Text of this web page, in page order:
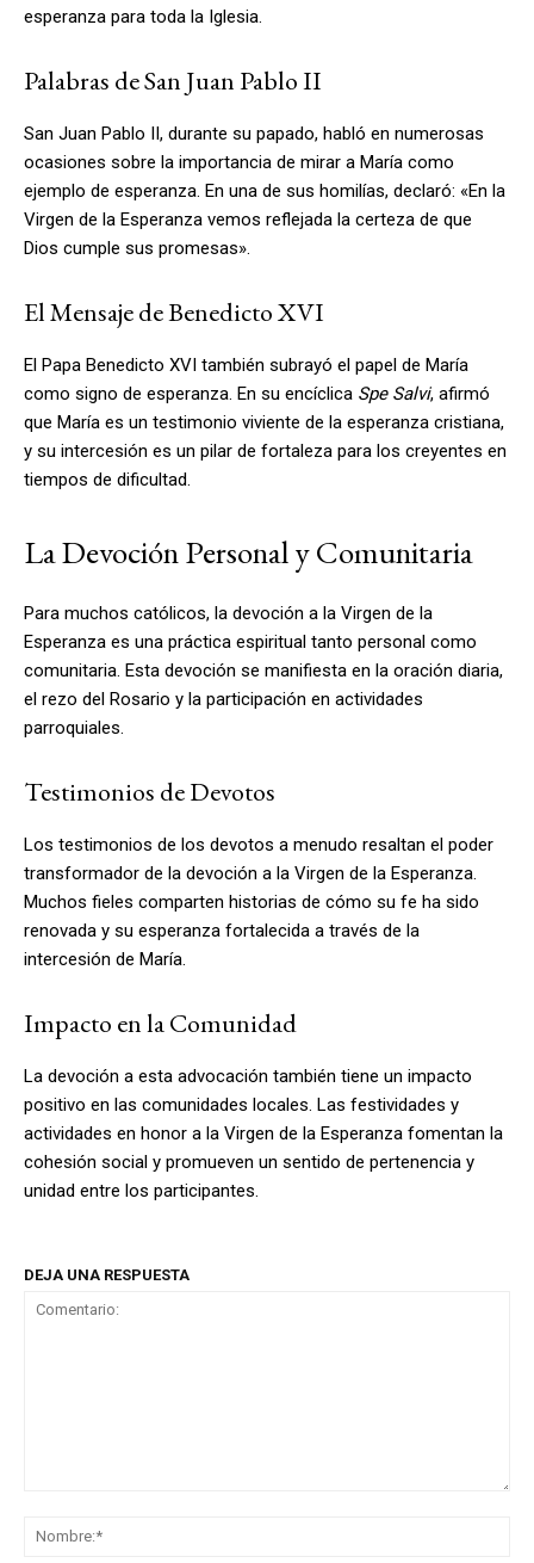
esperanza para toda la Iglesia.
Palabras de San Juan Pablo II
San Juan Pablo II, durante su papado, habló en numerosas
ocasiones sobre la importancia de mirar a María como
ejemplo de esperanza. En una de sus homilías, declaró: «En la
Virgen de la Esperanza vemos reflejada la certeza de que
Dios cumple sus promesas».
El Mensaje de Benedicto XVI
El Papa Benedicto XVI también subrayó el papel de María
como signo de esperanza. En su encíclica Spe Salvi, afirmó
que María es un testimonio viviente de la esperanza cristiana,
y su intercesión es un pilar de fortaleza para los creyentes en
tiempos de dificultad.
La Devoción Personal y Comunitaria
Para muchos católicos, la devoción a la Virgen de la
Esperanza es una práctica espiritual tanto personal como
comunitaria. Esta devoción se manifiesta en la oración diaria,
el rezo del Rosario y la participación en actividades
parroquiales.
Testimonios de Devotos
Los testimonios de los devotos a menudo resaltan el poder
transformador de la devoción a la Virgen de la Esperanza.
Muchos fieles comparten historias de cómo su fe ha sido
renovada y su esperanza fortalecida a través de la
intercesión de María.
Impacto en la Comunidad
La devoción a esta advocación también tiene un impacto
positivo en las comunidades locales. Las festividades y
actividades en honor a la Virgen de la Esperanza fomentan la
cohesión social y promueven un sentido de pertenencia y
unidad entre los participantes.
DEJA UNA RESPUESTA